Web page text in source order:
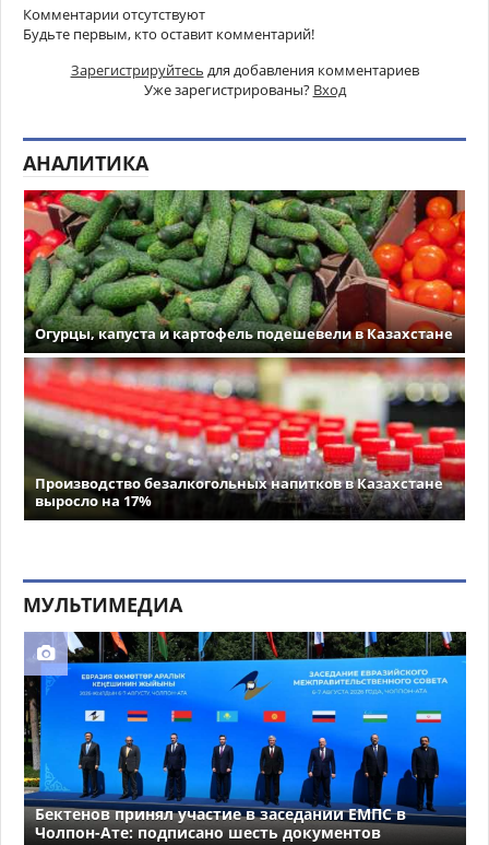
Комментарии отсутствуют
Будьте первым, кто оставит комментарий!
Зарегистрируйтесь для добавления комментариев
Уже зарегистрированы? Вход
АНАЛИТИКА
Огурцы, капуста и картофель подешевели в Казахстане
Производство безалкогольных напитков в Казахстане
выросло на 17%
МУЛЬТИМЕДИА
Бектенов принял участие в заседании ЕМПС в
Чолпон-Ате: подписано шесть документов